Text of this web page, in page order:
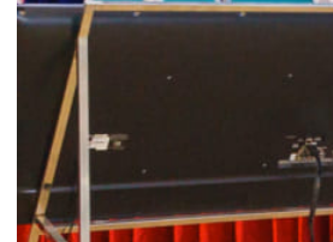
Tham dự hội nghị về phía lãnh đạo
Phòng có: Viện Sỹ, GS.TS. Phạm
Thành Ủy viên, Nguyên Hiệu